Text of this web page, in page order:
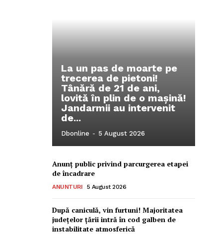
Ionuț Parghel
La un pas de moarte pe
trecerea de pietoni!
Tânără de 21 de ani,
lovită în plin de o mașină!
Jandarmii au intervenit
de...
Dbonline - 5 August 2026
Anunț public privind parcurgerea etapei
de încadrare
ANUNTURI 5 August 2026
După caniculă, vin furtuni! Majoritatea
județelor țării intră în cod galben de
instabilitate atmosferică